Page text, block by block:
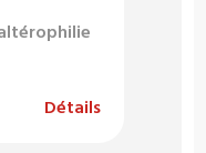
Détails